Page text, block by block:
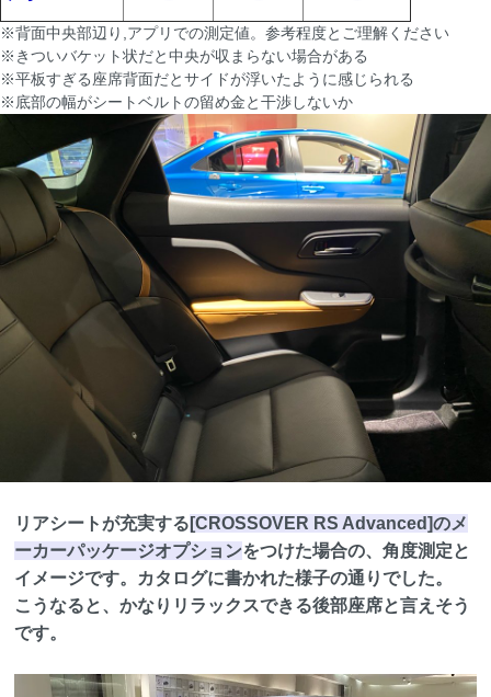
※背面中央部辺り,アプリでの測定値。参考程度とご理解ください
※きついバケット状だと中央が収まらない場合がある
※平板すぎる座席背面だとサイドが浮いたように感じられる
※底部の幅がシートベルトの留め金と干渉しないか
リアシートが充実する [CROSSOVER RS Advanced]のメ
ーカーパッケージオプションをつけた場合の、角度測定と
イメージです。カタログに書かれた様子の通りでした。
こうなると、かなりリラックスできる後部座席と言えそう
です。